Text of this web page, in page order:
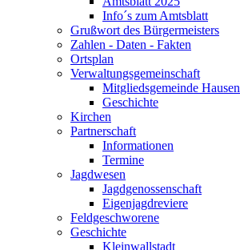
Info´s zum Amtsblatt
Grußwort des Bürgermeisters
Zahlen - Daten - Fakten
Ortsplan
Verwaltungsgemeinschaft
Mitgliedsgemeinde Hausen
Geschichte
Kirchen
Partnerschaft
Informationen
Termine
Jagdwesen
Jagdgenossenschaft
Eigenjagdreviere
Feldgeschworene
Geschichte
Kleinwallstadt